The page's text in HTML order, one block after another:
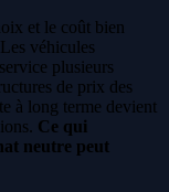
et le coût bien
véhicules
plusieurs
de prix des
à long terme devient
Ce qui
neutre peut